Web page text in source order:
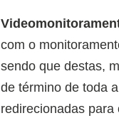
com o
sendo que destas,
de término de toda
redirecionadas